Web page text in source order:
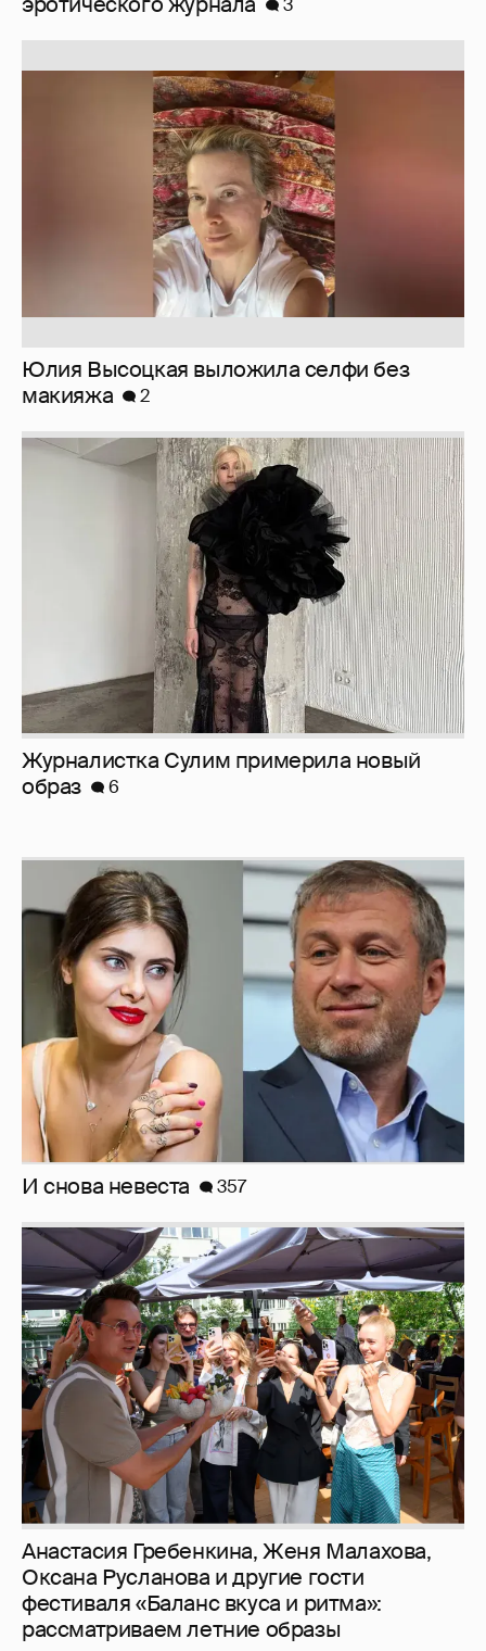
3
Юлия Высоцкая выложила селфи без
макияжа
2
Журналистка Сулим примерила новый
образ
6
И снова невеста 357
Анастасия Гребенкина, Женя Малахова,
Оксана Русланова и другие гости
фестиваля «Баланс вкуса и ритма»:
рассматриваем летние образы